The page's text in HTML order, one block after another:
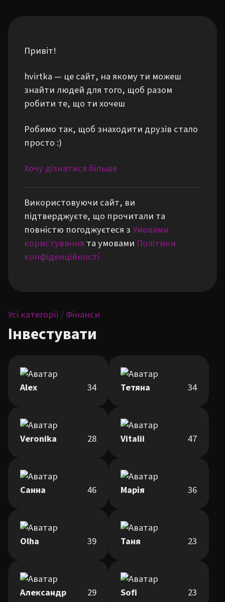
Привіт!
hvirtka — це сайт, на якому ти можеш
знайти людей для того, щоб разом
робити те, що ти хочеш
Робимо так, щоб знаходити друзів стало
просто :)
Хочу дізнатися більше
Використовуючи сайт, ви
підтверджуєте, що прочитали та
повністю погоджуєтеся зУмовами
користування та умовами Політики
конфіденційності
Усі категорії /Фінанси
Інвестувати
Alex 34 Тетяна 34
Veronika 28 Vitalii 47
Санна 46 Марія 36
Olha 39 Таня 23
Александр 29 Sofi 23